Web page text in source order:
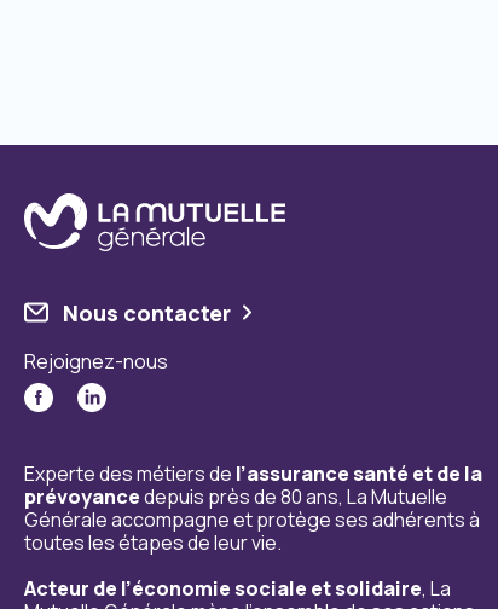
Nous contacter
Rejoignez-nous
Experte des métiers de l’assurance santé et de la
prévoyancedepuis près de 80 ans, La Mutuelle
Générale accompagne et protège ses adhérents à
toutes les étapes de leur vie.
Acteur de l’économie sociale et solidaire, La